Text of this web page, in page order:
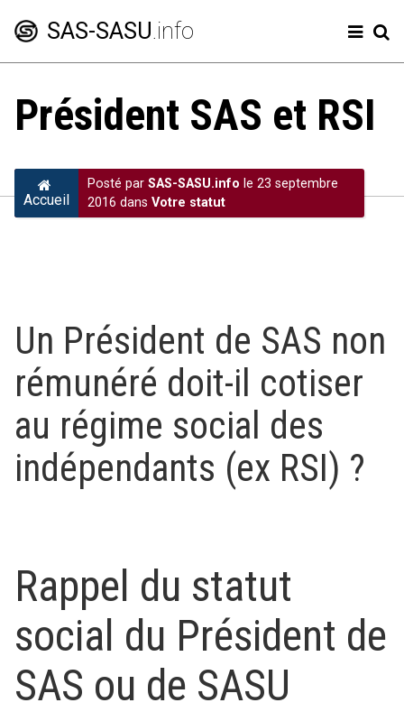
SAS-SASU.info
Créer une SAS
Comptes annuels
Dividendes
Président SAS et RSI
Accueil
Posté par SAS-SASU.info le 23 septembre
2016 dans Votre statut
Un Président de SAS non
rémunéré doit-il cotiser
au régime social des
indépendants (ex RSI) ?
Rappel du statut
social du Président de
SAS ou de SASU